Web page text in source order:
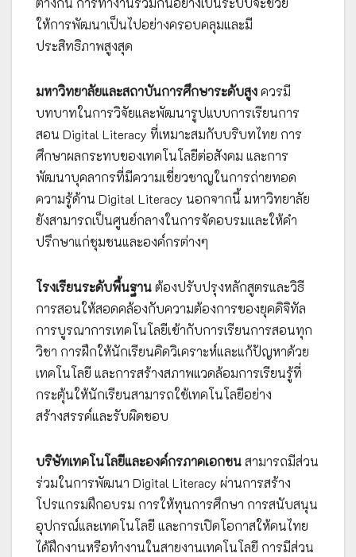
ให้การพัฒนาเป็นไปอย่างครอบคลุมและมี
ประสิทธิภาพสูงสุด
มหาวิทยาลัยและสถาบันการศึกษาระดับสูงควรมี
บทบาทในการวิจัยและพัฒนารูปแบบการเรียนการ
สอน Digital Literacy ที่เหมาะสมกับบริบทไทย การ
ศึกษาผลกระทบของเทคโนโลยีต่อสังคม และการ
พัฒนาบุคลากรที่มีความเชี่ยวชาญในการถ่ายทอด
ความรู้ด้าน Digital Literacy นอกจากนี้ มหาวิทยาลัย
ยังสามารถเป็นศูนย์กลางในการจัดอบรมและให้คำ
ปรึกษาแก่ชุมชนและองค์กรต่างๆ
โรงเรียนระดับพื้นฐานต้องปรับปรุงหลักสูตรและวิธี
การสอนให้สอดคล้องกับความต้องการของยุคดิจิทัล
การบูรณาการเทคโนโลยีเข้ากับการเรียนการสอนทุก
วิชา การฝึกให้นักเรียนคิดวิเคราะห์และแก้ปัญหาด้วย
เทคโนโลยี และการสร้างสภาพแวดล้อมการเรียนรู้ที่
กระตุ้นให้นักเรียนสามารถใช้เทคโนโลยีอย่าง
สร้างสรรค์และรับผิดชอบ
บริษัทเทคโนโลยีและองค์กรภาคเอกชนสามารถมีส่วน
ร่วมในการพัฒนา Digital Literacy ผ่านการสร้าง
โปรแกรมฝึกอบรม การให้ทุนการศึกษา การสนับสนุน
อุปกรณ์และเทคโนโลยี และการเปิดโอกาสให้คนไทย
ได้ฝึกงานหรือทำงานในสายงานเทคโนโลยี การมีส่วน